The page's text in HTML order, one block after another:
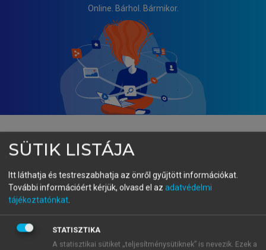
Online. Bárhol. Bármikor.
MONOS EMIL
A vénás rendszer élettana
SÜTIK LISTÁJA
Itt láthatja és testreszabhatja az önről gyűjtött információkat.
További információért kérjük, olvasd el az adatvédelmi
tájékoztatónkat
STATISZTIKA
A statisztikai sütiket „teljesítménysütiknek” is nevezik. Ezek a